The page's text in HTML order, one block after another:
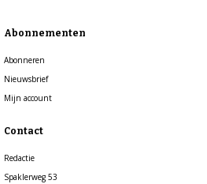
Abonnementen
Abonneren
Nieuwsbrief
Mijn account
Contact
Redactie
Spaklerweg 53